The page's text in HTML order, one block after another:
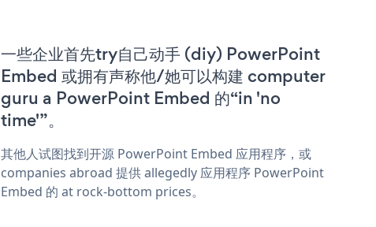
一些企业首先try自己动手 (diy) PowerPoint
Embed 或拥有声称他/她可以构建 computer
guru a PowerPoint Embed 的“in 'no
time'”。
其他人试图找到开源 PowerPoint Embed 应用程序，或
companies abroad 提供 allegedly 应用程序 PowerPoint
Embed 的 at rock-bottom prices。